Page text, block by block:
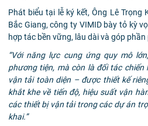
Phát biểu tại lễ ký kết, Ông Lê Trọng
Bắc Giang, công ty VIMID bày tỏ kỳ
hợp tác bền vững, lâu dài và góp
“Với năng lực cung ứng quy mô
phương tiện, mà còn là đối tác
vận tải toàn diện – được thiết kế
khắt khe về tiến độ, hiệu suất vận
các thiết bị vận tải trong các dự án
khai.”